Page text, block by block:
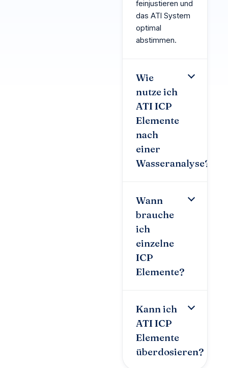
feinjustieren und
das ATI System
optimal
abstimmen.
Wie
nutze ich
ATI ICP
Elemente
nach
einer
Wasseranalyse?
Wann
brauche
ich
einzelne
ICP
Elemente?
Kann ich
ATI ICP
Elemente
überdosieren?